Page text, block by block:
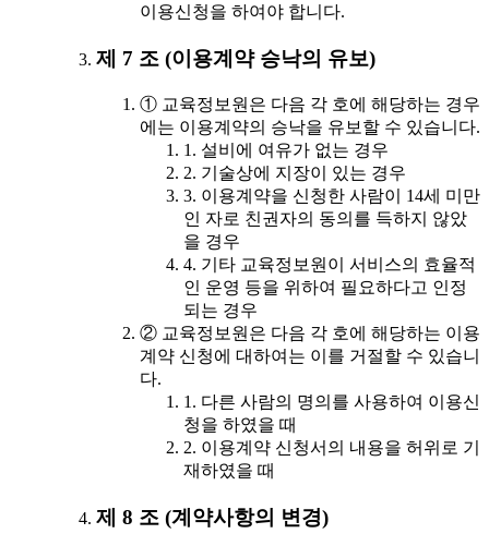
이용신청을 하여야 합니다.
제 7 조 (이용계약 승낙의 유보)
① 교육정보원은 다음 각 호에 해당하는 경우
에는 이용계약의 승낙을 유보할 수 있습니다.
1. 설비에 여유가 없는 경우
2. 기술상에 지장이 있는 경우
3. 이용계약을 신청한 사람이 14세 미만
인 자로 친권자의 동의를 득하지 않았
을 경우
4. 기타 교육정보원이 서비스의 효율적
인 운영 등을 위하여 필요하다고 인정
되는 경우
② 교육정보원은 다음 각 호에 해당하는 이용
계약 신청에 대하여는 이를 거절할 수 있습니
다.
1. 다른 사람의 명의를 사용하여 이용신
청을 하였을 때
2. 이용계약 신청서의 내용을 허위로 기
재하였을 때
제 8 조 (계약사항의 변경)